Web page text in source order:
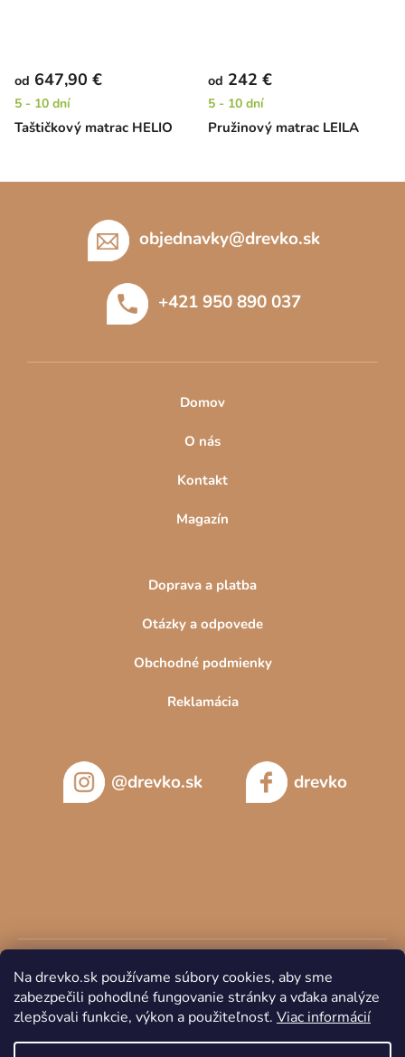
Na drevko.sk používame súbory cookies, aby sme
zabezpečili pohodlné fungovanie stránky a vďaka analýze
zlepšovali funkcie, výkon a použiteľnosť. Viac informácií
Taštičkový matrac HELIO
od 647,90 €
5 - 10 dní
Pružinový matrac LEILA
od 242 €
5 - 10 dní
objednavky@drevko.sk
+421 950 890 037
Domov
O nás
Kontakt
Magazín
Doprava a platba
Otázky a odpovede
Obchodné podmienky
Reklamácia
@drevko.sk drevko